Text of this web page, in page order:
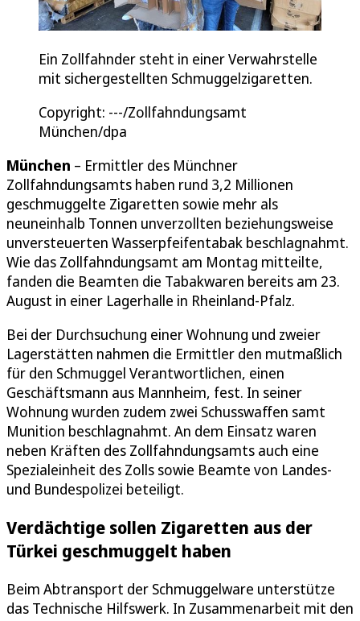
Ein Zollfahnder steht in einer Verwahrstelle
mit sichergestellten Schmuggelzigaretten.
Copyright: ---/Zollfahndungsamt
München/dpa
München – Ermittler des Münchner
Zollfahndungsamts haben rund 3,2 Millionen
geschmuggelte Zigaretten sowie mehr als
neuneinhalb Tonnen unverzollten beziehungsweise
unversteuerten Wasserpfeifentabak beschlagnahmt.
Wie das Zollfahndungsamt am Montag mitteilte,
fanden die Beamten die Tabakwaren bereits am 23.
August in einer Lagerhalle in Rheinland-Pfalz.
Bei der Durchsuchung einer Wohnung und zweier
Lagerstätten nahmen die Ermittler den mutmaßlich
für den Schmuggel Verantwortlichen, einen
Geschäftsmann aus Mannheim, fest. In seiner
Wohnung wurden zudem zwei Schusswaffen samt
Munition beschlagnahmt. An dem Einsatz waren
neben Kräften des Zollfahndungsamts auch eine
Spezialeinheit des Zolls sowie Beamte von Landes-
und Bundespolizei beteiligt.
Verdächtige sollen Zigaretten aus der
Türkei geschmuggelt haben
Beim Abtransport der Schmuggelware unterstütze
das Technische Hilfswerk. In Zusammenarbeit mit den